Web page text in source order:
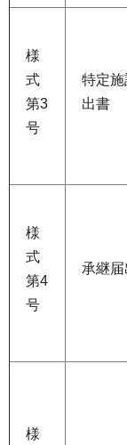
様
式
第3
号
特定
出書
様
式
第4
号
承継
様